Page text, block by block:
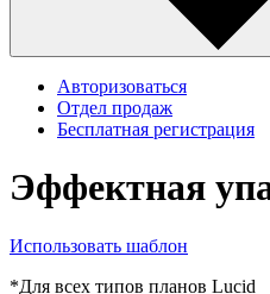
Авторизоваться
Отдел продаж
Бесплатная регистрация
Эффектная
Использовать шаблон
*Для всех типов планов Lucid